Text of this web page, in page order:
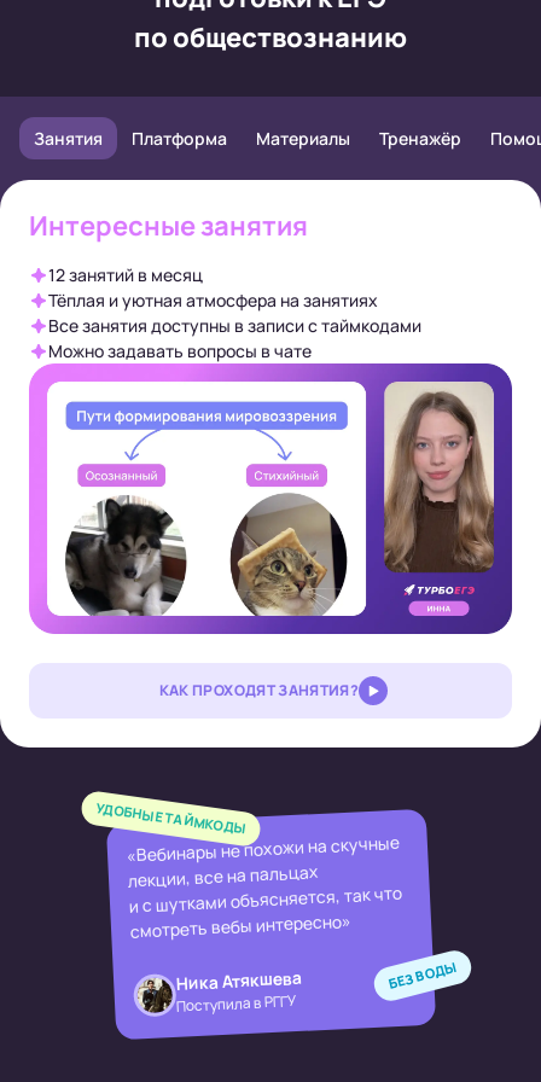
по обществознанию
Занятия Платформа Материалы Тренажёр
Интересные занятия
12 занятий в месяц
Тёплая и уютная атмосфера на занятиях
Все занятия доступны в записи с таймкодами
Можно задавать вопросы в чате
«Вебинары не похожи на скучные
лекции, все на пальцах
и с шутками объясняется, так что
смотреть вебы интересно»
Ника Атякшева
Поступила в РГГУ
УДОБНЫЕ ТАЙМКОДЫ
БЕЗ ВОДЫ
КАК ПРОХОДЯТ ЗАНЯТИЯ?